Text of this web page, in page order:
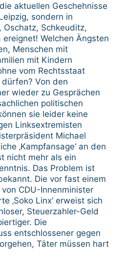
aktuellen Geschehnisse
sondern in
Oschatz, Schkeuditz,
Welchen Ängsten
Menschen mit
mit Kindern
vom Rechtsstaat
Von den
wieder zu Gesprächen
politischen
sie leider keine
Linksextremisten
Michael
‚Kampfansage‘ an den
nicht mehr als ein
Das Problem ist
Die vor fast einem
CDU-Innenminister
‚Soko Linx‘ erweist sich
Steuerzahler-Geld
Die
entschlossener gegen
Täter müssen hart